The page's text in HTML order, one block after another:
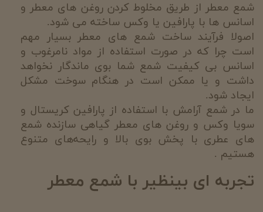
شمع معطر از طریق مخلوط کردن روغن های معطر و
اسانس ها با پارافین یا وکس ساخته می شود.
اصولا فرآیند ساخت شمع های معطر بسیار مهم
است چرا که در صورت استفاده از مواد نامرغوب و
اسانس بی کیفیت شمع شما بوی ماندگار نخواهد
داشت و یا ممکن است در هنگام سوخت مشکل
ایجاد شود.
ما در شمع آرامش با استفاده از پارافین کریستال و
سویا وکس و روغن های معطر گیاهی سازنده شمع
های عطری با پخش بوی بالا و رایحه‌های متنوع
هستیم .
تجربه ای بینظیر با شمع معطر